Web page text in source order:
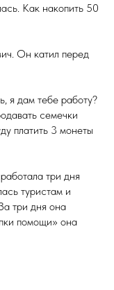
Как накопить 50
Он катил перед
я дам тебе работу?
семечки
платить 3 монеты
три дня
туристам и
три дня она
помощи» она